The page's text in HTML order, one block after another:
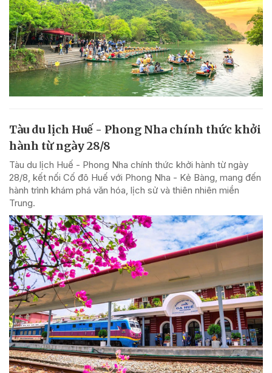
Tàu du lịch Huế - Phong Nha chính thức khởi
hành từ ngày 28/8
Tàu du lịch Huế - Phong Nha chính thức khởi hành từ ngày
28/8, kết nối Cố đô Huế với Phong Nha - Kẻ Bàng, mang đến
hành trình khám phá văn hóa, lịch sử và thiên nhiên miền
Trung.